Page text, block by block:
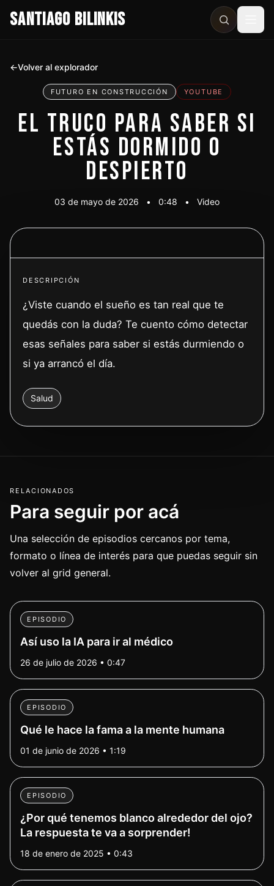
SANTIAGO BILINKIS
←Volver al explorador
FUTURO EN CONSTRUCCIÓN YOUTUBE
EL TRUCO PARA SABER SI
ESTÁS DORMIDO O
DESPIERTO
03 de mayo de 2026 • 0:48 • Video
DESCRIPCIÓN
¿Viste cuando el sueño es tan real que te
quedás con la duda? Te cuento cómo detectar
esas señales para saber si estás durmiendo o
si ya arrancó el día.
Salud
RELACIONADOS
Para seguir por acá
Una selección de episodios cercanos por tema,
formato o línea de interés para que puedas seguir sin
volver al grid general.
EPISODIO
Así uso la IA para ir al médico
26 de julio de 2026 • 0:47
EPISODIO
Qué le hace la fama a la mente humana
01 de junio de 2026 • 1:19
EPISODIO
¿Por qué tenemos blanco alrededor del ojo?
La respuesta te va a sorprender!
18 de enero de 2025 • 0:43